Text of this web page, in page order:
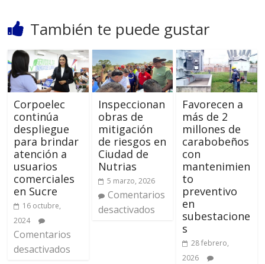
También te puede gustar
Corpoelec
continúa
despliegue
para brindar
atención a
usuarios
comerciales
en Sucre
16 octubre,
2024
Comentarios
desactivados
Inspeccionan
obras de
mitigación
de riesgos en
Ciudad de
Nutrias
5 marzo, 2026
Comentarios
desactivados
Favorecen a
más de 2
millones de
carabobeños
con
mantenimien
to
preventivo
en
subestacione
s
28 febrero,
2026